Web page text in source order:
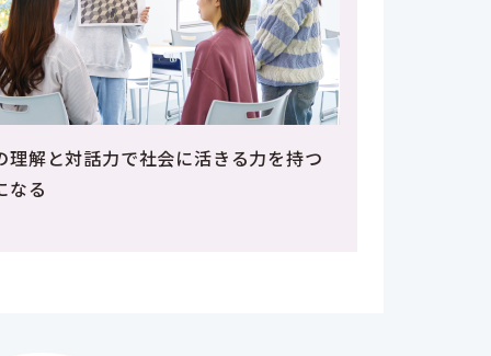
理解と対話力で社会に活きる力を持つ
なる